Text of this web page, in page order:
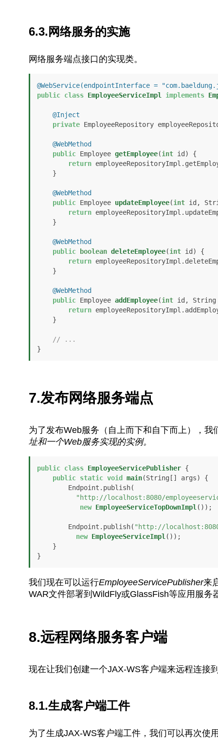
6.3. 网络服务的实施
网络服务端点接口的实现类。
@WebService(endpointInterface =
public class EmployeeServiceImpl implements
@Inject
private EmployeeRepository
@WebMethod
public Employee getEmployee(int id)
{
return
@WebMethod
public Employee updateEmployee(int id,
return
@WebMethod
public
boolean deleteEmployee(int id)
{
return
@WebMethod
public Employee addEmployee(int id, String
return
// ...
}
7.发布网络服务端点
为了发布Web服务（自上而下和自下而上），我
址和一个Web服务实现的实例。
public class EmployeeServicePublisher {
public static void main(String[] args)
{
"http://localhost:8080/
new EmployeeServiceTopDownImpl ());
        Endpoint.publish(
"http://
new EmployeeServiceImpl ());
}
我们现在可以运行EmployeeServicePublisher来
WAR文件部署到WildFly或GlassFish等应用服务
8.远程网络服务客户端
现在让我们创建一个JAX-WS客户端来远程连接
8.1.生成客户端工件
为了生成JAX-WS客户端工件，我们可以再次使